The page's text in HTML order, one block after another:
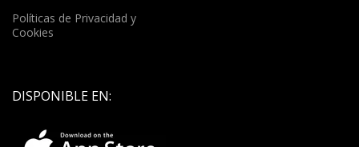
Políticas de Privacidad y
Cookies
DISPONIBLE EN: